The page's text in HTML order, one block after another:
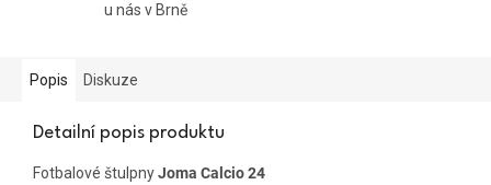
u nás v Brně
Popis Diskuze
Detailní popis produktu
Fotbalové štulpnyJoma Calcio 24